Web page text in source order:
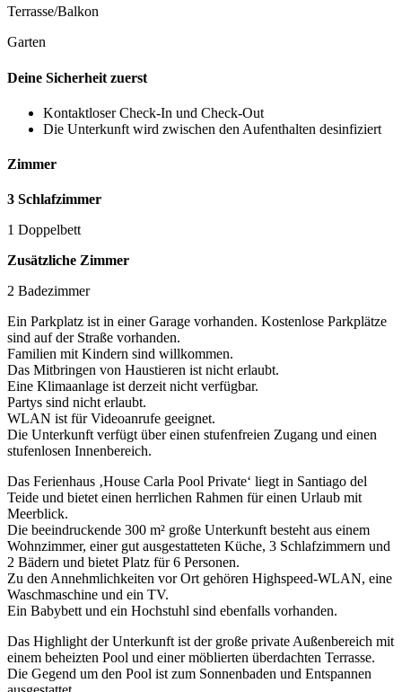
Terrasse/Balkon
Garten
Deine Sicherheit zuerst
Kontaktloser Check-In und Check-Out
Die Unterkunft wird zwischen den Aufenthalten desinfiziert
Zimmer
3 Schlafzimmer
1 Doppelbett
Zusätzliche Zimmer
2 Badezimmer
Ein Parkplatz ist in einer Garage vorhanden. Kostenlose Parkplätze
sind auf der Straße vorhanden.
Familien mit Kindern sind willkommen.
Das Mitbringen von Haustieren ist nicht erlaubt.
Eine Klimaanlage ist derzeit nicht verfügbar.
Partys sind nicht erlaubt.
WLAN ist für Videoanrufe geeignet.
Die Unterkunft verfügt über einen stufenfreien Zugang und einen
stufenlosen Innenbereich.
Das Ferienhaus ‚House Carla Pool Private‘ liegt in Santiago del
Teide und bietet einen herrlichen Rahmen für einen Urlaub mit
Meerblick.
Die beeindruckende 300 m² große Unterkunft besteht aus einem
Wohnzimmer, einer gut ausgestatteten Küche, 3 Schlafzimmern und
2 Bädern und bietet Platz für 6 Personen.
Zu den Annehmlichkeiten vor Ort gehören Highspeed-WLAN, eine
Waschmaschine und ein TV.
Ein Babybett und ein Hochstuhl sind ebenfalls vorhanden.
Das Highlight der Unterkunft ist der große private Außenbereich mit
einem beheizten Pool und einer möblierten überdachten Terrasse.
Die Gegend um den Pool ist zum Sonnenbaden und Entspannen